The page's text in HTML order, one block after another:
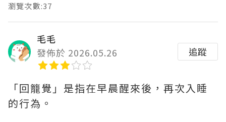
瀏覽次數:37
毛毛
發佈於 2026.05.26
追蹤
「回籠覺」是指在早晨醒來後，再次入睡
的行為。